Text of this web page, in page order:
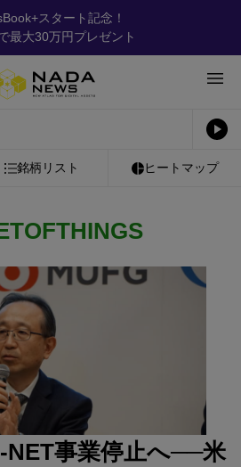
スタート記念！
最大30万円プレゼント
銘柄リスト ヒートマップ
NET事業停止へ──米